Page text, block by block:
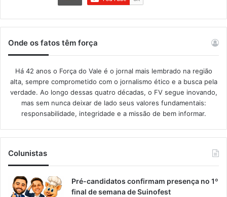
Onde os fatos têm força
Há 42 anos o Força do Vale é o jornal mais lembrado na região
alta, sempre comprometido com o jornalismo ético e a busca pela
verdade. Ao longo dessas quatro décadas, o FV segue inovando,
mas sem nunca deixar de lado seus valores fundamentais:
responsabilidade, integridade e a missão de bem informar.​
Colunistas
Pré-candidatos confirmam presença no 1º
final de semana de Suinofest